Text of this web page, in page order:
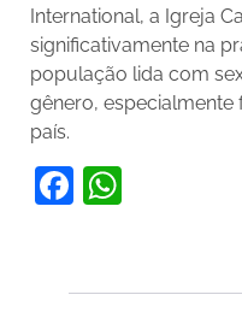
International, a Igreja
significativamente na
população lida com
gênero,
país.
Facebook